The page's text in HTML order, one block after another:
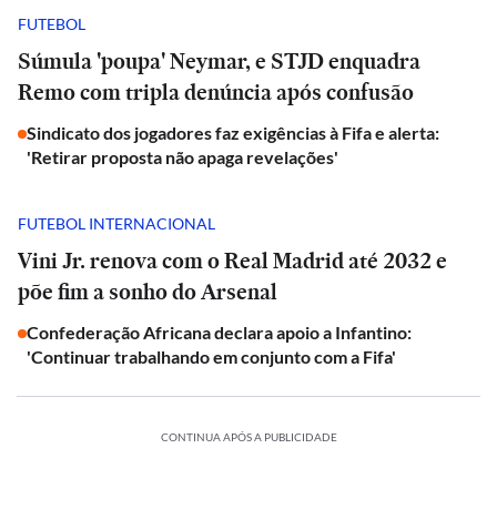
FUTEBOL
Súmula 'poupa' Neymar, e STJD enquadra
Remo com tripla denúncia após confusão
Sindicato dos jogadores faz exigências à Fifa e alerta:
'Retirar proposta não apaga revelações'
FUTEBOL INTERNACIONAL
Vini Jr. renova com o Real Madrid até 2032 e
põe fim a sonho do Arsenal
Confederação Africana declara apoio a Infantino:
'Continuar trabalhando em conjunto com a Fifa'
CONTINUA APÓS A PUBLICIDADE